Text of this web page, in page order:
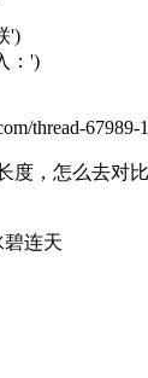
')
：')
thread-67989-
度，怎么去对
连天